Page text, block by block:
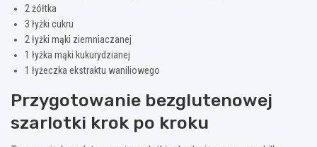
2 żółtka
3 łyżki cukru
2 łyżki mąki ziemniaczanej
1 łyżka mąki kukurydzianej
1 łyżeczka ekstraktu waniliowego
Przygotowanie bezglutenowej
szarlotki krok po kroku